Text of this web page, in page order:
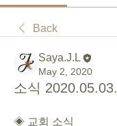
Back
Saya.J.L
May 2, 2020
소식 2020.05.03.
◈ 교회 소식